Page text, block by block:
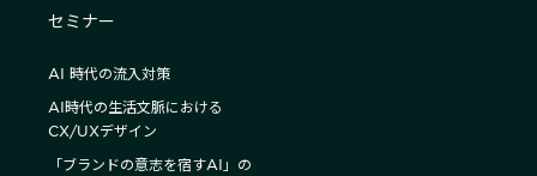
セミナー
AI 時代の流入対策
AI時代の生活文脈における
CX/UXデザイン
「ブランドの意志を宿すAI」の